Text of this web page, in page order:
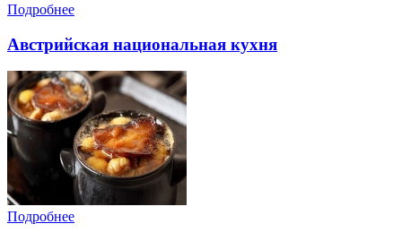
Подробнее
Австрийская национальная кухня
Подробнее